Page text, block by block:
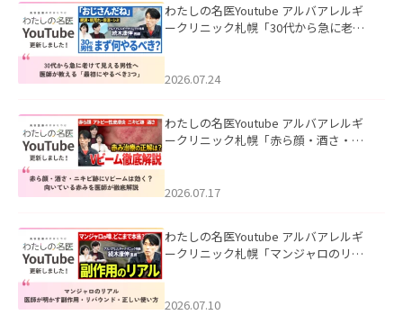
わたしの名医Youtube アルバアレルギ
ークリニック札幌「30代から急に老け
た。
2026.07.24
わたしの名医Youtube アルバアレルギ
ークリニック札幌「赤ら顔・酒さ・ニ
した。
2026.07.17
わたしの名医Youtube アルバアレルギ
ークリニック札幌「マンジャロのリア
た。
2026.07.10